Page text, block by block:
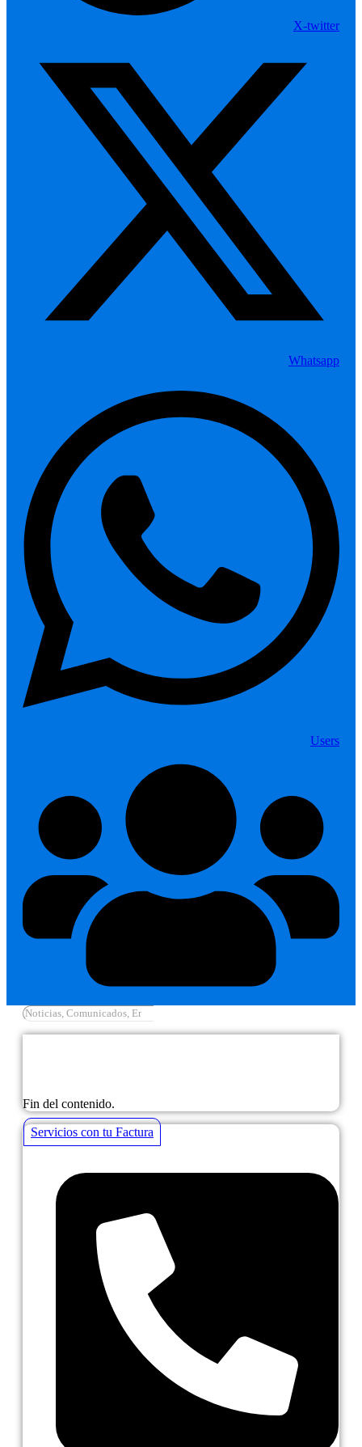
X-twitter
Whatsapp
Users
Fin del contenido.
Servicios con tu Factura